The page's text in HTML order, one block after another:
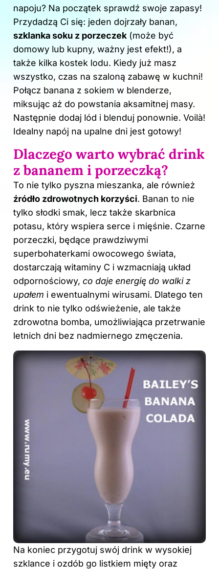
napoju? Na początek sprawdź swoje zapasy!
Przydadzą Ci się: jeden dojrzały banan,
szklanka soku z porzeczek (może być
domowy lub kupny, ważny jest efekt!), a
także kilka kostek lodu. Kiedy już masz
wszystko, czas na szaloną zabawę w kuchni!
Połącz banana z sokiem w blenderze,
miksując aż do powstania aksamitnej masy.
Następnie dodaj lód i blenduj ponownie. Voilà!
Idealny napój na upalne dni jest gotowy!
Dlaczego warto wybrać drink
z bananem i porzeczką?
To nie tylko pyszna mieszanka, ale również
źródło zdrowotnych korzyści. Banan to nie
tylko słodki smak, lecz także skarbnica
potasu, który wspiera serce i mięśnie. Czarne
porzeczki, będące prawdziwymi
superbohaterkami owocowego świata,
dostarczają witaminy C i wzmacniają układ
odpornościowy, co daje energię do walki z
upałem i ewentualnymi wirusami. Dlatego ten
drink to nie tylko odświeżenie, ale także
zdrowotna bomba, umożliwiająca przetrwanie
letnich dni bez nadmiernego zmęczenia.
Na koniec przygotuj swój drink w wysokiej
szklance i ozdób go listkiem mięty oraz